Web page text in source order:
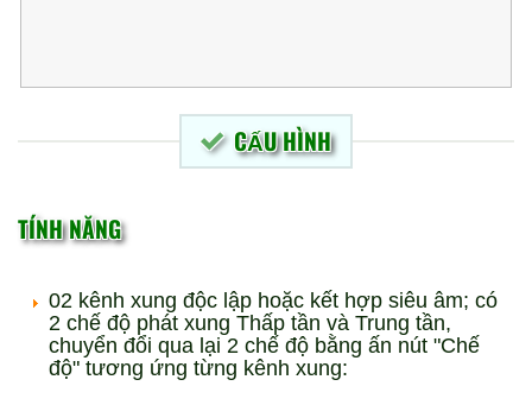
CẤU HÌNH
TÍNH NĂNG
02 kênh xung độc lập hoặc kết hợp siêu âm; có
2 chế độ phát xung Thấp tần và Trung tần,
chuyển đổi qua lại 2 chế độ bằng ấn nút "Chế
độ" tương ứng từng kênh xung: